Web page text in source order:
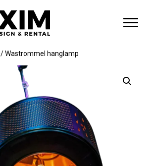
/ Wastrommel hanglamp